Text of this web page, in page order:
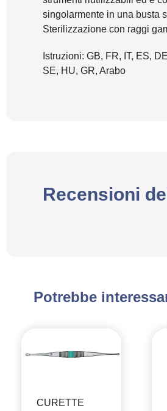
singolarmente in una busta
Sterilizzazione con raggi
Istruzioni: GB, FR, IT, ES,
SE, HU, GR, Arabo
Recensioni
Potrebbe
CURETTE